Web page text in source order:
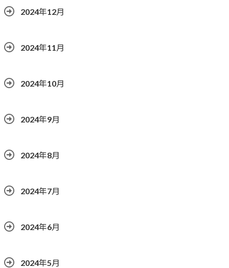
2024年12月
2024年11月
2024年10月
2024年9月
2024年8月
2024年7月
2024年6月
2024年5月